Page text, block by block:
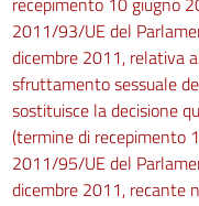
2011/93/UE del
dicembre 2011, relativa
sfruttamento sessuale
sostituisce la decisione
(termine di recepimento
2011/95/UE del
dicembre 2011, recante